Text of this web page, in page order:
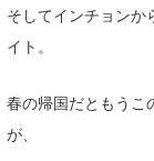
そしてインチョンか
イト。
春の帰国だともうこ
が、